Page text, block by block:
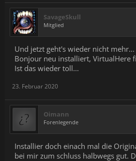
SavageSkull
Mitglied
Und jetzt geht's wieder nicht mehr...
Bonjour neu installiert, VirtualHere
Ist das wieder toll...
23. Februar 2020
Oimann
Forenlegende
Installier doch einach mal die
bei mir zum schluss halbwegs gut.